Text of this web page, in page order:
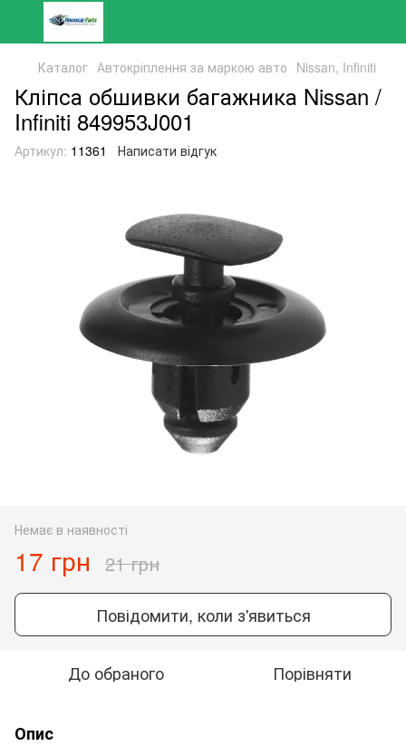
Каталог Автокріплення за маркою авто Nissan, Infiniti
Кліпса обшивки багажника Nissan /
Infiniti 849953J001
Артикул: 11361 Написати відгук
Немає в наявності
17 грн 21 грн
Повідомити, коли з'явиться
До обраного Порівняти
Опис